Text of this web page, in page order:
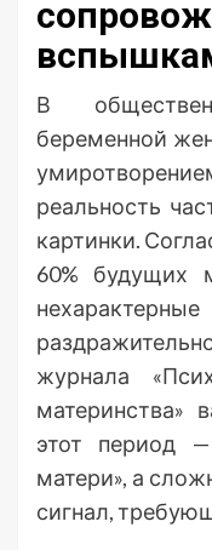
В
беременной
реальность
картинки.
60% будущих
журнала
материнства»
этот период
матери», а
сигнал,